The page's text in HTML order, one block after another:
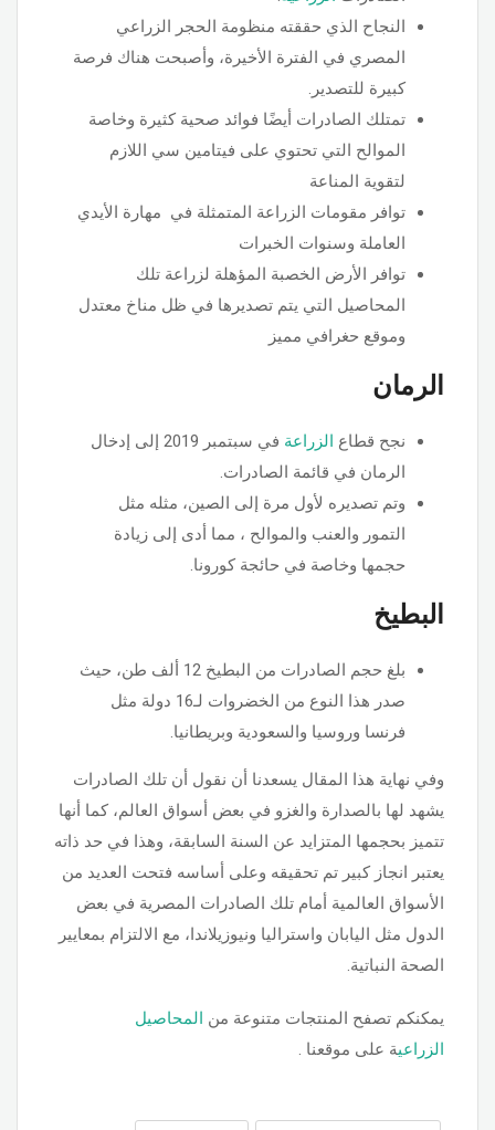
النجاح الذي حققته منظومة الحجر الزراعي
المصري في الفترة الأخيرة، وأصبحت هناك فرصة
كبيرة للتصدير.
تمتلك الصادرات أيضًا فوائد صحية كثيرة وخاصة
الموالح التي تحتوي على فيتامين سي اللازم
لتقوية المناعة
توافر مقومات الزراعة المتمثلة في مهارة الأيدي
العاملة وسنوات الخبرات
توافر الأرض الخصبة المؤهلة لزراعة تلك
المحاصيل التي يتم تصديرها في ظل مناخ معتدل
وموقع حغرافي مميز
الرمان
نجح قطاع الزراعة
في سبتمبر 2019 إلى إدخال
الرمان في قائمة الصادرات.
وتم تصديره لأول مرة إلى الصين، مثله مثل
التمور والعنب والموالح ، مما أدى إلى زيادة
حجمها وخاصة في حائجة كورونا.
البطيخ
بلغ حجم الصادرات من البطيخ 12 ألف طن، حيث
صدر هذا النوع من الخضروات لـ16 دولة مثل
فرنسا وروسيا والسعودية وبريطانيا.
وفي نهاية هذا المقال يسعدنا أن نقول أن تلك الصادرات
يشهد لها بالصدارة والغزو في بعض أسواق العالم، كما أنها
تتميز بحجمها المتزايد عن السنة السابقة، وهذا في حد ذاته
يعتبر انجاز كبير تم تحقيقه وعلى أساسه فتحت العديد من
الأسواق العالمية أمام تلك الصادرات المصرية في بعض
الدول مثل اليابان واستراليا ونيوزيلاندا، مع الالتزام بمعايير
الصحة النباتية.
يمكنكم تصفح المنتجات متنوعة من المحاصيل
الزراعية على موقعنا .